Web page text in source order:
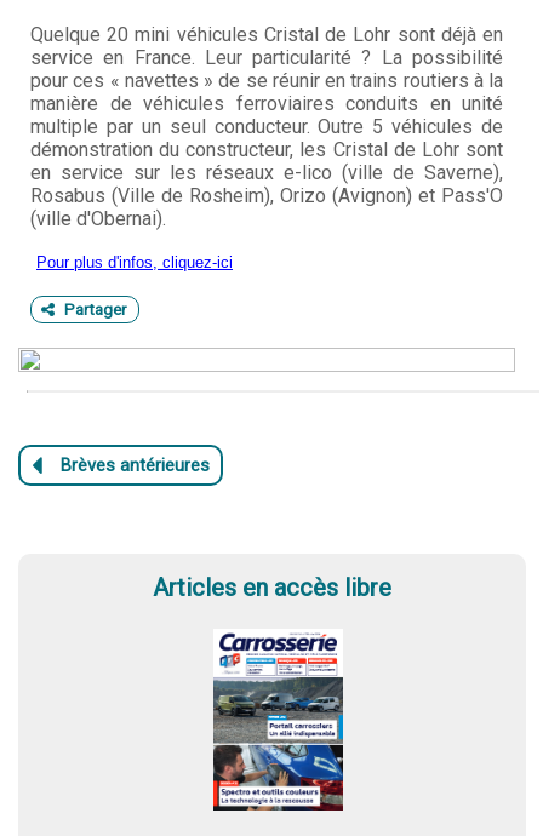
Quelque 20 mini véhicules Cristal de Lohr sont déjà en
service en France. Leur particularité ? La possibilité
pour ces « navettes » de se réunir en trains routiers à la
manière de véhicules ferroviaires conduits en unité
multiple par un seul conducteur. Outre 5 véhicules de
démonstration du constructeur, les Cristal de Lohr sont
en service sur les réseaux e-lico (ville de Saverne),
Rosabus (Ville de Rosheim), Orizo (Avignon) et Pass'O
(ville d'Obernai).
Pour plus d'infos, cliquez-ici
Partager
Articles en accès libre